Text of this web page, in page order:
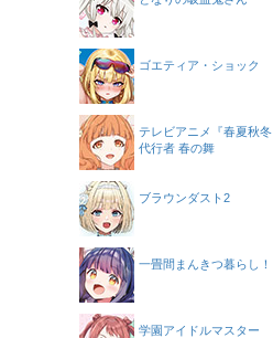
ゴエティア・ショック
テレビアニメ『春夏秋冬
代行者 春の舞
ブラウンダスト2
一畳間まんきつ暮らし！
学園アイドルマスター